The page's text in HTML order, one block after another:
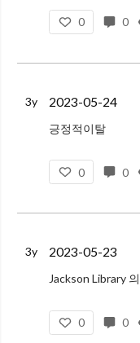
응대를 너무 열심
0 0
3y 2023-05-24
긍정적이탈
state, status
0 0
3y 2023-05-23
Jackson Library
'왜
0 0